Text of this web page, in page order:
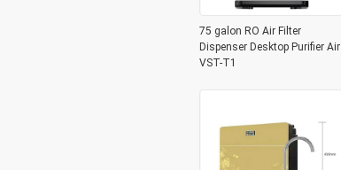
75 galon RO Air Filter
Dispenser Desktop Purifier Air
VST-T1